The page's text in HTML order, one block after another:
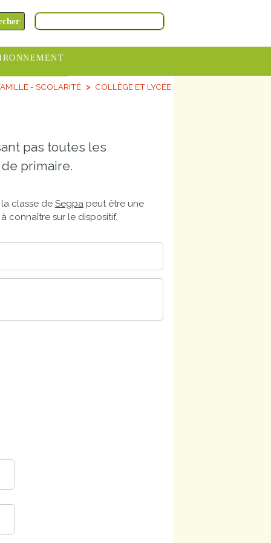
- SCOLARITÉ COLLÈGE ET LYCÉE
pas toutes les
primaire.
classe de Segpa peut être une
connaître sur le dispositif.